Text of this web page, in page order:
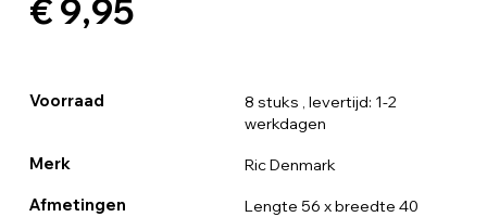
€ 9,95
Voorraad 8 stuks , levertijd: 1-2
werkdagen
Merk Ric Denmark
Afmetingen Lengte 56 x breedte 40